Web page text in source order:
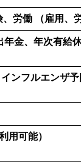
労働 （雇用、
金、年次有給
ンフルエンザ予
用可能）